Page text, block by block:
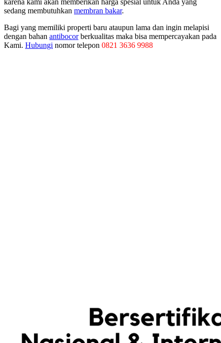
sedang membutuhkan membran bakar.
Bagi yang memiliki properti baru ataupun lama dan ingin melapisi
dengan bahan antibocorberkualitas maka bisa mempercayakan pada
Kami. Hubungi nomor telepon 0821 3636 9988